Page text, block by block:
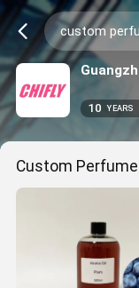
10 YEARS
Custom Perfume